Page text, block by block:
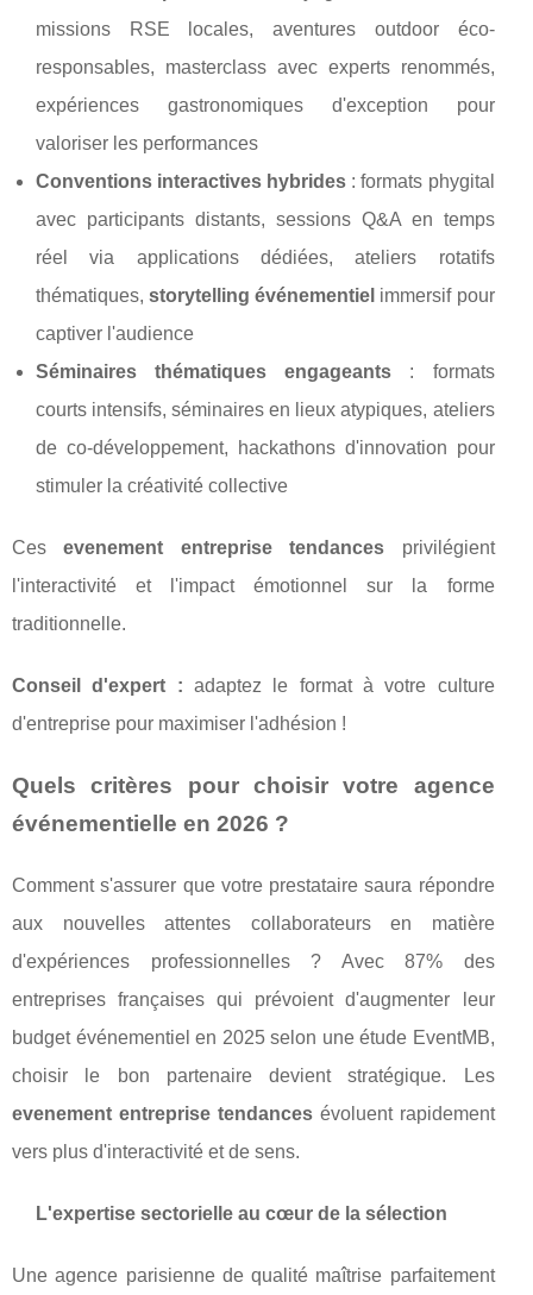
missions RSE locales, aventures outdoor éco-
responsables, masterclass avec experts renommés,
expériences gastronomiques d'exception pour
valoriser les performances
Conventions interactives hybrides : formats phygital
avec participants distants, sessions Q&A en temps
réel via applications dédiées, ateliers rotatifs
thématiques,storytelling événementiel immersif pour
captiver l'audience
Séminaires thématiques engageants : formats
courts intensifs, séminaires en lieux atypiques, ateliers
de co-développement, hackathons d'innovation pour
stimuler la créativité collective
Cesevenement entreprise tendances privilégient
l'interactivité et l'impact émotionnel sur la forme
traditionnelle.
Conseil d'expert : adaptez le format à votre culture
d'entreprise pour maximiser l'adhésion !
Quels critères pour choisir votre agence
événementielle en 2026 ?
Comment s'assurer que votre prestataire saura répondre
aux nouvelles attentes collaborateurs en matière
d'expériences professionnelles ? Avec 87% des
entreprises françaises qui prévoient d'augmenter leur
budget événementiel en 2025 selon une étude EventMB,
choisir le bon partenaire devient stratégique. Les
evenement entreprise tendancesévoluent rapidement
vers plus d'interactivité et de sens.
L'expertise sectorielle au cœur de la sélection
Une agence parisienne de qualité maîtrise parfaitement